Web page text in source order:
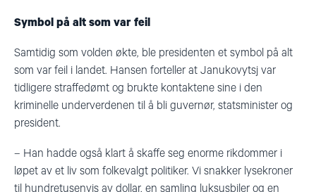
Symbol på alt som var feil
Samtidig som volden økte, ble presidenten et symbol på alt
som var feil i landet. Hansen forteller at Janukovytsj var
tidligere straffedømt og brukte kontaktene sine i den
kriminelle underverdenen til å bli guvernør, statsminister og
president.
– Han hadde også klart å skaffe seg enorme rikdommer i
løpet av et liv som folkevalgt politiker. Vi snakker lysekroner
til hundretusenvis av dollar, en samling luksusbiler og en